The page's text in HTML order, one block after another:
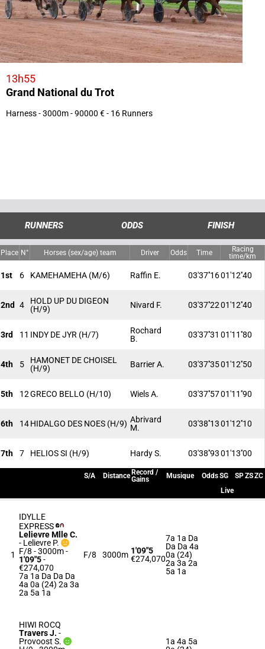
13h55
Grand National du Trot
Harness - 3000m - 90000 € - 16 Runners
RUNNERS ODDS FINISH
Place N° Horses (sex/age) team Driver Odds Time
Racing
time/km
1st 6 KAMEHAMEHA (M/6) Raffin E. 03'37''1601'12''40
2nd 4
HOLD UP DU DIGEON
(H/9)
Nivard F. 03'37''2201'12''40
3rd 11 INDY DE JYR (H/7)
Rochard
B.
03'37''31 01'11''80
4th 5
HAMONET DE CHOISEL
(H/9)
Barrier A. 03'37''3501'12''50
5th 12GRECO BELLO (H/10) Wiels A. 03'37''5701'11''90
6th 14HIDALGO DES NOES (H/9) Abrivard
M.
03'38''1301'12''10
7th 7 HELIOS SI (H/9) Hardy S. 03'38''9301'13''00
S/A Distance Record /
Gains
Musique OddsSG SPZSZC
Live
1
IDYLLE
EXPRESS
Lelievre Mlle C.
- Lelievre P.
F/8 - 3000m-
1'09"5-
€274,070
7a 1a Da Da Da
4a 0a (24) 2a 3a
2a 5a 1a
F/8 3000m 1'09"5
€274,070
7a 1a Da
Da Da 4a
0a (24)
2a 3a 2a
5a 1a
HIWI ROCQ
Travers J. -
Provoost S.
1a 4a 5a